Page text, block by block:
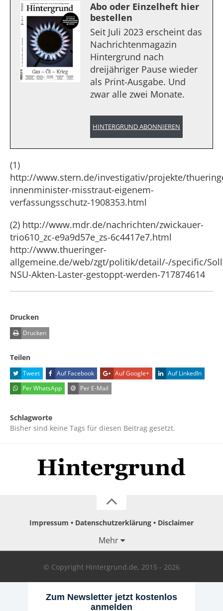
Abo oder Einzelheft hier
bestellen
Seit Juli 2023 erscheint das
Nachrichtenmagazin
Hintergrund nach
dreijähriger Pause wieder
als Print-Ausgabe. Und
zwar alle zwei Monate.
HINTERGRUND ABONNIEREN
(1)
http://www.stern.de/investigativ/projekte/
innenminister-misstraut-eigenem-
verfassungsschutz-1908353.html
(2) http://www.mdr.de/nachrichten/zwickauer-
trio610_zc-e9a9d57e_zs-6c4417e7.html
http://www.thueringer-
allgemeine.de/web/zgt/politik/detail/-/specific/
NSU-Akten-Laster-gestoppt-werden-717874614
Drucken
Drucken
Teilen
Tweet Auf Facebook Auf Google+
Auf LinkedIn
Per WhatsApp
Per E-Mail
Schlagworte
Bisher sind keine Tags für diesen Beitrag gesetzt.
Impressum Datenschutzerklärung Disclaimer
Mehr
© Copyright Hintergrund.de, 2015 - 2026
Zum Newsletter jetzt kostenlos
anmelden